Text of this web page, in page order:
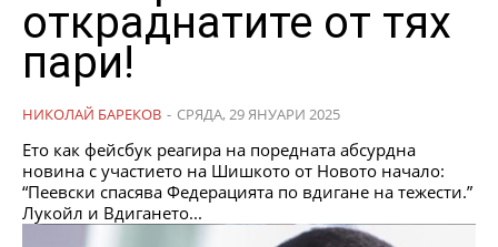
откраднатите от тях
пари!
НИКОЛАЙ БАРЕКОВ - СРЯДА, 29 ЯНУАРИ 2025
Ето как фейсбук реагира на поредната абсурдна
новина с участието на Шишкото от Новото начало:
“Пеевски спасява Федерацията по вдигане на тежести.”
Лукойл и Вдигането...